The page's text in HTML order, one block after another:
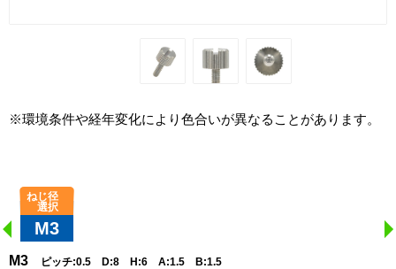
※環境条件や経年変化により色合いが異なることがあります。
M3
M3 ピッチ:0.5 D:8 H:6 A:1.5 B:1.5